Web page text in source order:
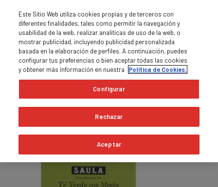
MENÚ 
Este Sitio Web utiliza cookies propias y de terceros con
diferentes finalidades, tales como permitir la navegación y
usabilidad de la web, realizar analíticas de uso de la web, o
mostrar publicidad, incluyendo publicidad personalizada
basada en la elaboración de perfiles. A continuación, puedes
configurar tus preferencias o bien aceptar todas las cookies
y obtener más información en nuestra
Política de Cookies.
Configurar
Rechazar
Aceptar